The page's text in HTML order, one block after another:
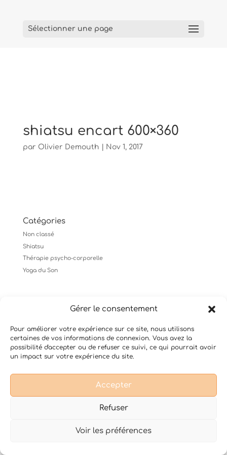
Gérer le consentement
Pour améliorer votre expérience sur ce site, nous utilisons
certaines de vos informations de connexion. Vous avez la
possibilité d'accepter ou de refuser ce suivi, ce qui pourrait avoir
un impact sur votre expérience du site.
Accepter
Refuser
Voir les préférences
Sélectionner une page
shiatsu encart 600×360
par Olivier Demouth Nov 1, 2017
Catégories
Non classé
Shiatsu
Thérapie psycho-corporelle
Yoga du Son
Mentions légales